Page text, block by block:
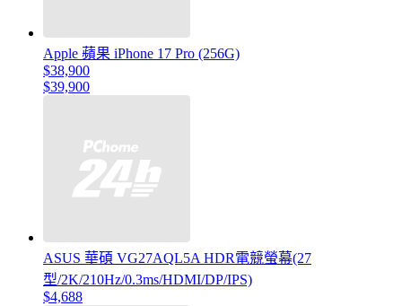
Apple 蘋果 iPhone 17 Pro (256G)
$38,900
$39,900
ASUS 華碩 VG27AQL5A HDR電競螢幕(27
型/2K/210Hz/0.3ms/HDMI/DP/IPS)
$4,688